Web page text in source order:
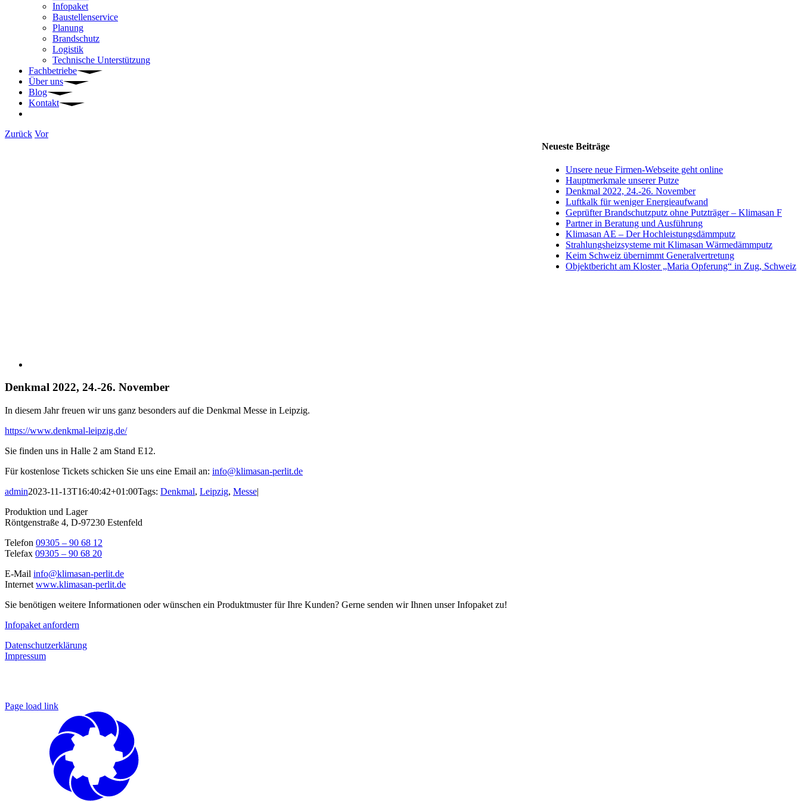
Infopaket
Baustellenservice
Planung
Brandschutz
Logistik
Technische Unterstützung
Fachbetriebe
Über uns
Blog
Kontakt
Zurück Vor
Denkmal 2022, 24.-26. November
In diesem Jahr freuen wir uns ganz besonders auf die Denkmal Messe in Leipzig.
https://www.denkmal-leipzig.de/
Sie finden uns in Halle 2 am Stand E12.
Für kostenlose Tickets schicken Sie uns eine Email an: info@klimasan-perlit.de
admin2023-11-13T16:40:42+01:00Tags: Denkmal, Leipzig, Messe|
Neueste Beiträge
Unsere neue Firmen-Webseite geht online
Hauptmerkmale unserer Putze
Denkmal 2022, 24.-26. November
Luftkalk für weniger Energieaufwand
Geprüfter Brandschutzputz ohne Putzträger – Klimasan F
Partner in Beratung und Ausführung
Klimasan AE – Der Hochleistungsdämmputz
Strahlungsheizsysteme mit Klimasan Wärmedämmputz
Keim Schweiz übernimmt Generalvertretung
Objektbericht am Kloster „Maria Opferung“ in Zug, Schweiz
Produktion und Lager
Röntgenstraße 4, D-97230 Estenfeld
Telefon 09305 – 90 68 12
Telefax 09305 – 90 68 20
E-Mail info@klimasan-perlit.de
Internet www.klimasan-perlit.de
Sie benötigen weitere Informationen oder wünschen ein Produktmuster für Ihre Kunden? Gerne senden wir Ihnen unser Infopaket zu!
Infopaket anfordern
Datenschutzerklärung
Impressum
Page load link